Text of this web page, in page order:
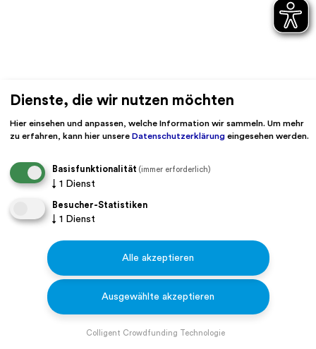
Dienste, die wir nutzen möchten
Hier einsehen und anpassen, welche Information wir sammeln. Um mehr
zu erfahren, kann hier unsere Datenschutzerklärung eingesehen werden.
Basisfunktionalität (immer erforderlich)
↓ 1 Dienst
Besucher-Statistiken
↓ 1 Dienst
Ausgewählte akzeptieren
Alle akzeptieren
Colligent Crowdfunding Technologie